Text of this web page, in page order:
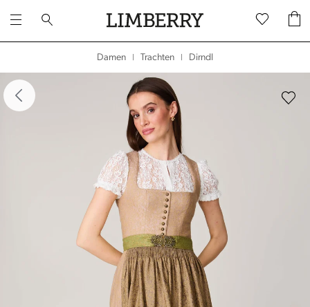
Damen Trachten Dirndl
überspringen